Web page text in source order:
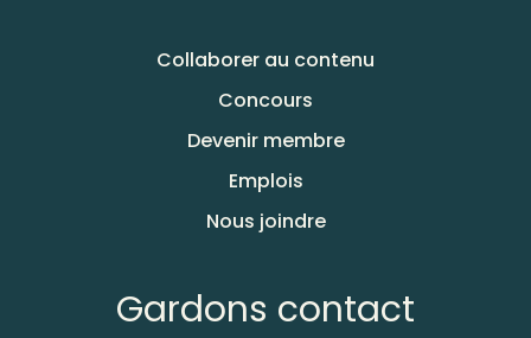
Collaborer au contenu
Concours
Devenir membre
Emplois
Nous joindre
Gardons contact